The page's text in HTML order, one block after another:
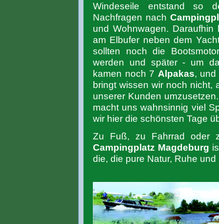
Windeseile entstand so
Nachfragen nach
und Wohnwagen.
am Elbufer neben dem
sollten noch die
werden und später - um
kamen noch 7 Alpakas, und
bringt wissen wir noch nicht,
unserer Kunden
macht uns wahnsinnig viel
wir hier die schönsten Tage
Zu Fuß, zu Fahrrad oder
Campingplatz Magdeburg
die, die pure Natur, Ruhe